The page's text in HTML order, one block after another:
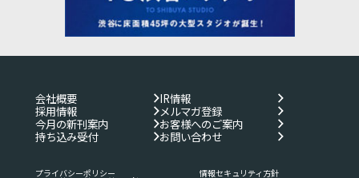
会社概要
IR情報
採用情報
メルマガ登録
今月の新刊案内
お客様へのご案内
持ち込み受付
お問い合わせ
プライバシーポリシー 情報セキュリティ方針